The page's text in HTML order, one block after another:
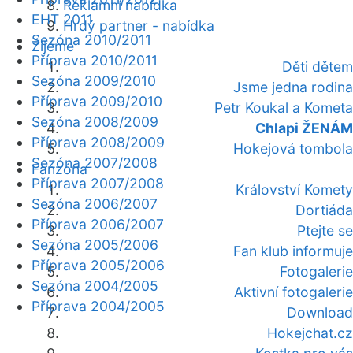
Reklamní nabídka
Hrdý partner - nabídka
Žijeme
Děti dětem
Jsme jedna rodina
Petr Koukal a Kometa
Chlapi ŽENÁM
Hokejová tombola
Fanzóna
Království Komety
Dortiáda
Ptejte se
Fan klub informuje
Fotogalerie
Aktivní fotogalerie
Download
Hokejchat.cz
EHT 2011
Sezóna 2010/2011
Příprava 2010/2011
Sezóna 2009/2010
Příprava 2009/2010
Sezóna 2008/2009
Příprava 2008/2009
Sezóna 2007/2008
Příprava 2007/2008
Sezóna 2006/2007
Příprava 2006/2007
Sezóna 2005/2006
Příprava 2005/2006
Sezóna 2004/2005
Příprava 2004/2005